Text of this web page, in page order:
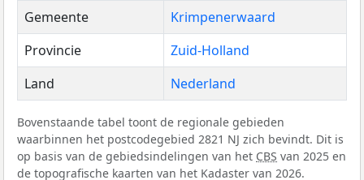
Gemeente
Krimpenerwaard
Provincie
Zuid-Holland
Land
Nederland
Bovenstaande tabel toont de regionale gebieden
waarbinnen het postcodegebied 2821 NJ zich bevindt. Dit is
op basis van de gebiedsindelingen van het CBS van 2025 en
de topografische kaarten van het Kadaster van 2026.